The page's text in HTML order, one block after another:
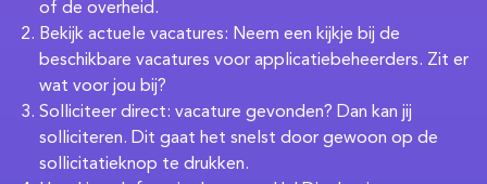
of de overheid.
Bekijk actuele vacatures: Neem een kijkje bij de
beschikbare vacatures voor applicatiebeheerders. Zit er
wat voor jou bij?
Solliciteer direct: vacature gevonden? Dan kan jij
solliciteren. Dit gaat het snelst door gewoon op de
sollicitatieknop te drukken.